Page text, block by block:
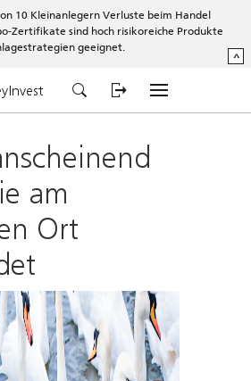
10 Kleinanlegern Verluste beim Handel
Zertifikate sind hoch risikoreiche Produkte
geeignet.
^
am
Ort